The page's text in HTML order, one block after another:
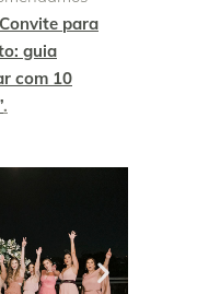
para
guia
com 10
.